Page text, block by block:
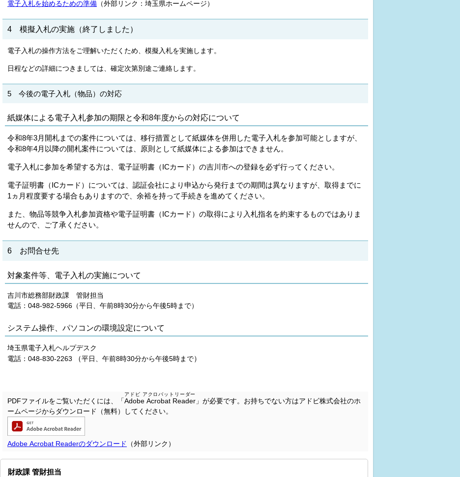
電子入札を始めるための準備 （外部リンク：埼玉県ホームページ）
4 模擬入札の実施（終了しました）
電子入札の操作方法をご理解いただくため、模擬入札を実施します。
日程などの詳細につきましては、確定次第別途ご連絡します。
5 今後の電子入札（物品）の対応
紙媒体による電子入札参加の期限と令和8年度からの対応について
令和8年3月開札までの案件については、移行措置として紙媒体を併用した電子入札を参加可能としますが、
令和8年4月以降の開札案件については、原則として紙媒体による参加はできません。
電子入札に参加を希望する方は、 電子証明書（ICカード）の吉川市への登録を必ず行ってください。
電子証明書（ICカード）については、認証会社により申込から発行までの期間は異なりますが、取得までに
1ヵ月程度要する場合もありますので、余裕を持って手続きを進めてください。
また、物品等競争入札参加資格や電子証明書（ICカード）の取得により入札指名を約束するものではありま
せんので、ご了承ください。
6 お問合せ先
対象案件等、電子入札の実施について
吉川市総務部財政課 管財担当
電話：048-982-5966（平日、午前8時30分から午後5時まで）
システム操作、パソコンの環境設定について
埼玉県電子入札ヘルプデスク
電話：048-830-2263
（平日、午前8時30分から午後5時まで）
PDFファイルをご覧いただくには、「Adobe Acrobat Reader
アドビ アクロバットリーダー
」が必要です。お持ちでない方はアドビ株式会社のホ
ームページからダウンロード（無料）してください。
Adobe Acrobat Readerのダウンロード （外部リンク）
財政課 管財担当